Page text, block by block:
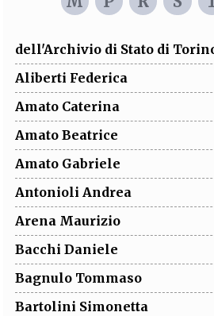
INNOVAZIONE
TEAM
FILODIRITTO REDAZIONE COMITATO
FOTOGRAFI
EXTRA
CODICI RUBRICHE LIBRI PROCEEDINGS
SOCIAL
dell'Archivio di Stato di
Aliberti Federica
Amato Caterina
Amato Beatrice
Amato Gabriele
Antonioli Andrea
Arena Maurizio
Bacchi Daniele
Bagnulo Tommaso
Bartolini Simonetta